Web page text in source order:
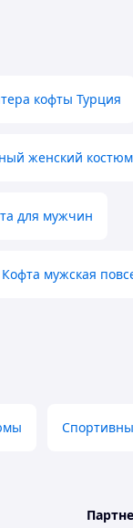
кофты Турция
женский
для мужчин
Кофта мужская